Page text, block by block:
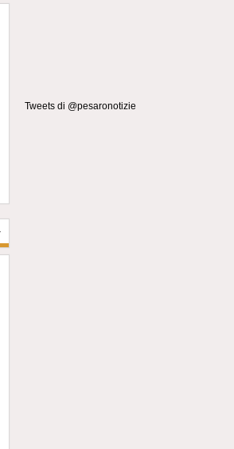
Tweets di @pesaronotizie